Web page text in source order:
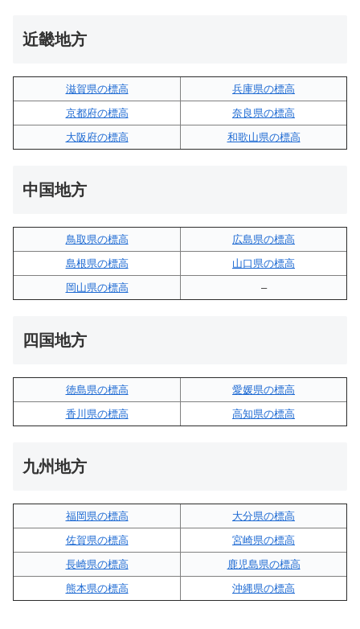
近畿地方
滋賀県の標高
兵庫県の標高
京都府の標高
奈良県の標高
大阪府の標高
和歌山県の標高
中国地方
鳥取県の標高
広島県の標高
島根県の標高
山口県の標高
岡山県の標高
–
四国地方
徳島県の標高
愛媛県の標高
香川県の標高
高知県の標高
九州地方
福岡県の標高
大分県の標高
佐賀県の標高
宮崎県の標高
長崎県の標高
鹿児島県の標高
熊本県の標高
沖縄県の標高